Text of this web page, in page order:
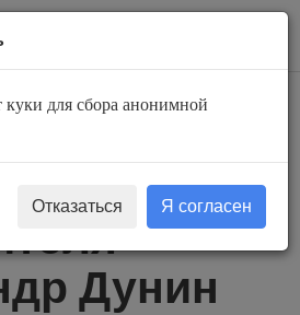
Дунин
для сбора анонимной
Отказаться Я согласен